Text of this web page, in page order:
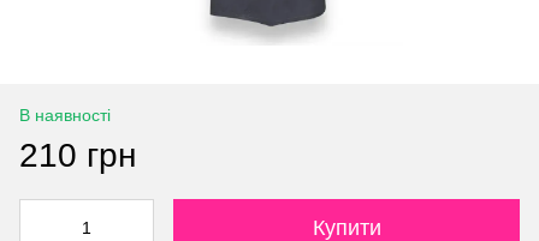
В наявності
210 грн
Купити